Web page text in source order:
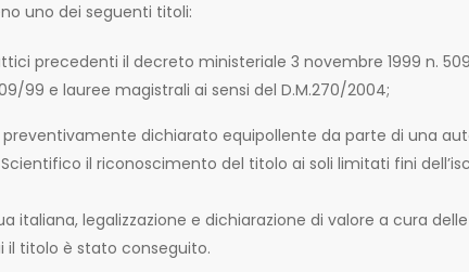
uno dei seguenti titoli:
precedenti il decreto ministeriale 3 novembre 1999 n.
99 e lauree magistrali ai sensi del D.M.270/2004;
dichiarato equipollente da parte di una
il riconoscimento del titolo ai soli limitati fini
italiana, legalizzazione e dichiarazione di valore a cura delle
il titolo è stato conseguito.